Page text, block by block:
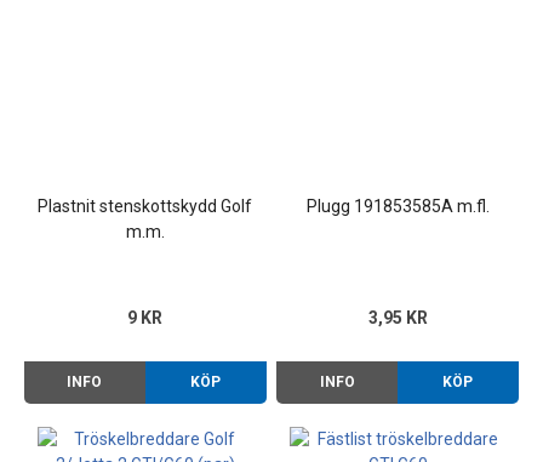
Plastnit stenskottskydd Golf
m.m.
9 KR
INFO KÖP
Plugg 191853585A m.fl.
3,95 KR
INFO KÖP